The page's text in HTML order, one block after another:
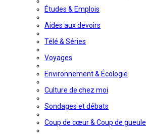
Études & Emplois
Aides aux devoirs
Télé & Séries
Voyages
Environnement & Écologie
Culture de chez moi
Sondages et débats
Coup de cœur & Coup de gueule